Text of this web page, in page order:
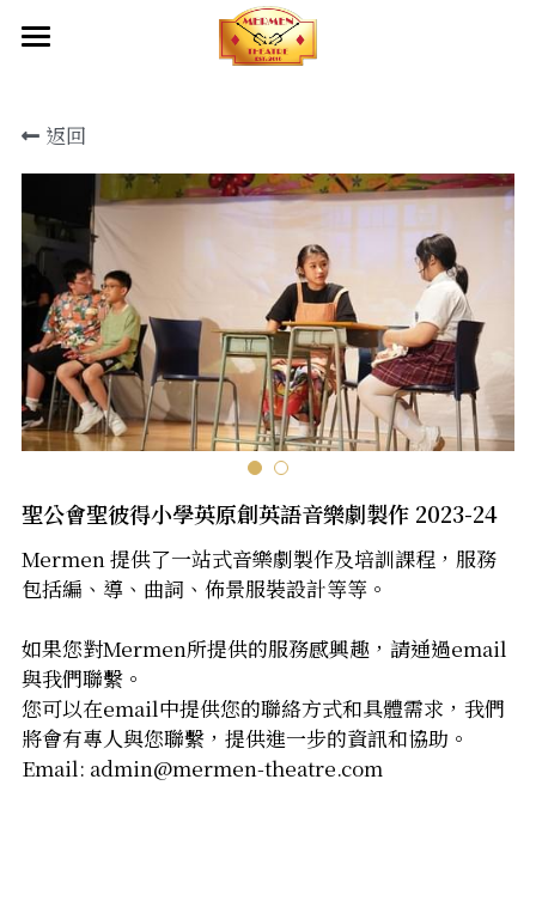
關於我們
成立目標
產品服務
創作團隊及夥伴
出品
出品
劇本庫
影片
幕後制作
服裝設計
化妝造型設計
燈光設計及設備租借
音響設計及器材租借
道具製作/租借
道具製作/租借
傳媒報導
聯絡我們
返回
聖公會聖彼得小學英原創英語音樂劇製作 2023-24
Mermen 提供了一站式音樂劇製作及培訓課程，服務
包括編、導、曲詞、佈景服裝設計等等。
如果您對Mermen所提供的服務感興趣，請通過email
與我們聯繫。
您可以在email中提供您的聯絡方式和具體需求，我們
將會有專人與您聯繫，提供進一步的資訊和協助。
Email: admin@mermen-theatre.com